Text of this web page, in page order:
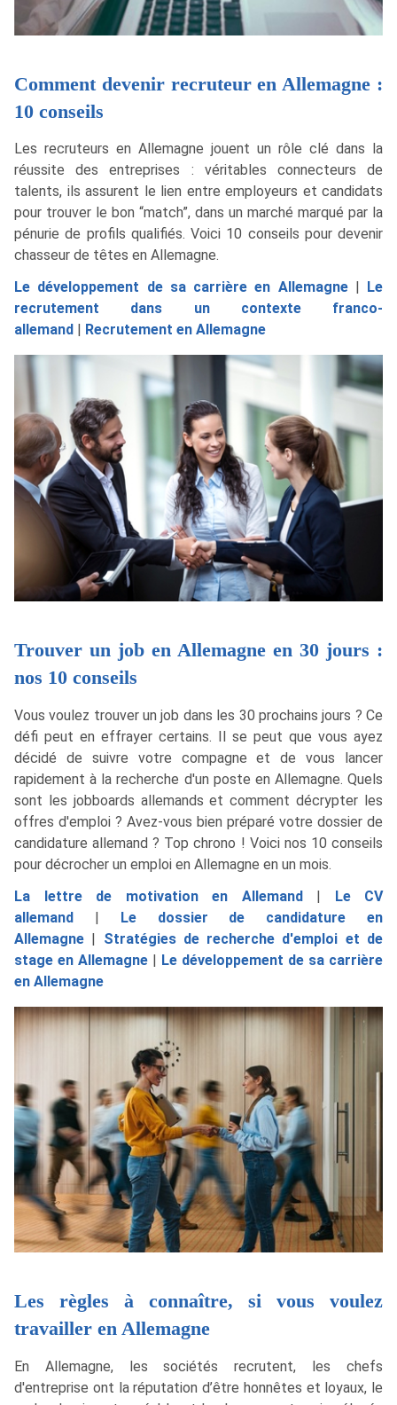
Comment devenir recruteur en Allemagne :
10 conseils
Les recruteurs en Allemagne jouent un rôle clé dans la
réussite des entreprises : véritables connecteurs de
talents, ils assurent le lien entre employeurs et candidats
pour trouver le bon “match”, dans un marché marqué par la
pénurie de profils qualifiés. Voici 10 conseils pour devenir
chasseur de têtes en Allemagne.
Le développement de sa carrière en Allemagne|
Le
recrutement dans un contexte franco-
allemand
Recrutement en Allemagne
Trouver un job en Allemagne en 30 jours :
nos 10 conseils
Vous voulez trouver un job dans les 30 prochains jours ? Ce
défi peut en effrayer certains. Il se peut que vous ayez
décidé de suivre votre compagne et de vous lancer
rapidement à la recherche d'un poste en Allemagne. Quels
sont les jobboards allemands et comment décrypter les
offres d'emploi ? Avez-vous bien préparé votre dossier de
candidature allemand ? Top chrono ! Voici nos 10 conseils
pour décrocher un emploi en Allemagne en un mois.
La lettre de motivation en Allemand| Le CV
allemand | Le dossier de candidature en
Allemagne | Stratégies de recherche d'emploi et de
stage en Allemagne | Le développement de sa carrière
en Allemagne
Les règles à connaître, si vous voulez
travailler en Allemagne
En Allemagne, les sociétés recrutent, les chefs
d'entreprise ont la réputation d’être honnêtes et loyaux, le